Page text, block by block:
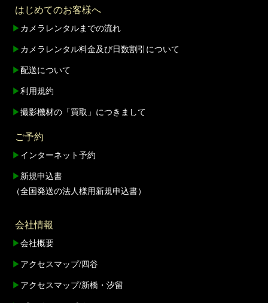
はじめてのお客様へ
▶ カメラレンタルまでの流れ
▶ カメラレンタル料金及び日数割引について
▶配送について
▶利用規約
▶撮影機材の「買取」につきまして
ご予約
▶ インターネット予約
▶ 新規申込書
（全国発送の法人様用新規申込書）
会社情報
▶会社概要
▶ アクセスマップ/四谷
▶ アクセスマップ/新橋・汐留